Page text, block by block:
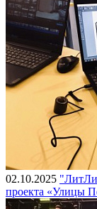
02.10.2025
проекта «Улицы